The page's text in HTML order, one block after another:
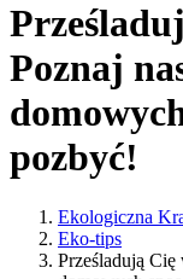
Poznaj
pozbyć!
Ekologiczna
Eko-tips
Prześladują